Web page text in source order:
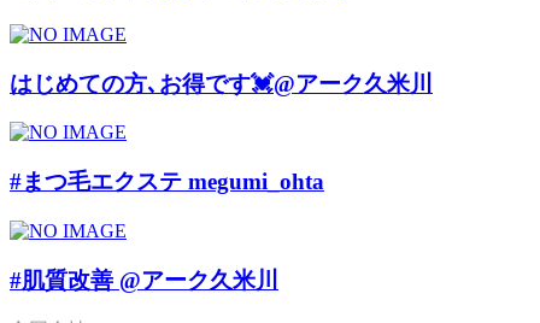
はじめての方､お得です💓@アーク久米川
#まつ毛エクステ megumi_ohta
#肌質改善 @アーク久米川